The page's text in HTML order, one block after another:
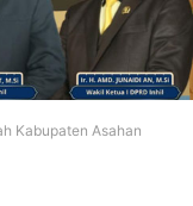
Kabupaten Asahan